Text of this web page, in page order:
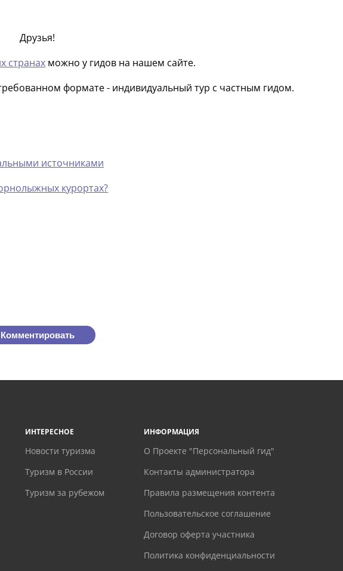
Друзья!
странах можно у гидов на нашем сайте.
формате - индивидуальный тур с частным гидом.
источниками
курортах?
Комментировать
ИНТЕРЕСНОЕ
Новости туризма
Туризм в России
Туризм за рубежом
ИНФОРМАЦИЯ
О Проекте "Персональный гид"
Контакты администратора
Правила размещения контента
Пользовательское соглашение
Договор оферта участника
Политика конфиденциальности